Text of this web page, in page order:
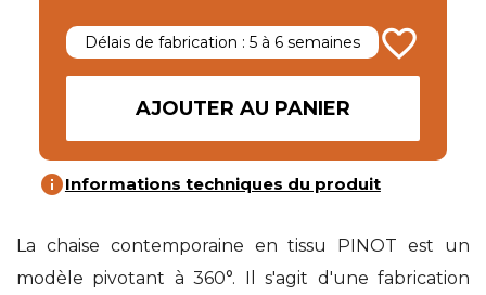
Délais de fabrication : 5 à 6 semaines favorite_border
AJOUTER AU PANIER
infoInformations techniques du produit
La chaise contemporaine en tissu PINOT est un
modèle pivotant à 360°. Il s'agit d'une fabrication